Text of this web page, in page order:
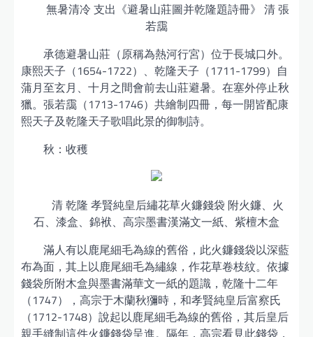
無暑清冷 支出《避暑山莊圖并乾隆題詩冊》 清 張
若靄
承德避暑山莊（原稱為熱河行宮）位于長城口外。
康熙天子（1654-1722）、乾隆天子（1711-1799）自
蒲月至玄月、十月之間會前去山莊避暑。在塞外停止秋
獵。張若靄（1713-1746）共繪制四冊，每一開皆配康
熙天子及乾隆天子歌唱此景的御制詩。
秋：收穫
清 乾隆 孝賢純皇后繡花草火鐮錢袋 附火鐮、火
石、漆盒、錦袱、高宗墨書漢滿文一紙、紫檀木盒
滿人有以鹿尾細毛為線的舊俗，此火鐮錢袋以深藍
布為面，其上以鹿尾細毛為繡線，作花草卷枝紋。依據
錢袋所附木盒與墨書滿華文一紙的題識，乾隆十二年
（1747），高宗于木蘭秋獼時，和孝賢純皇后富察氏
（1712-1748）說起以鹿尾細毛為線的舊俗，其后皇后
親手縫制這件火鐮錢袋呈進。隔年，高宗看見此錢袋，